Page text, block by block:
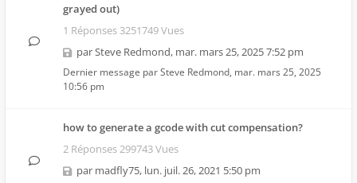
grayed out)
1 Réponses 3251749 Vues
parSteve Redmond, mar. mars 25, 2025 7:52 pm
Dernier message parSteve Redmond, mar. mars 25, 2025
10:56 pm
how to generate a gcode with cut compensation?
2 Réponses 299743 Vues
par madfly75, lun. juil. 26, 2021 5:50 pm